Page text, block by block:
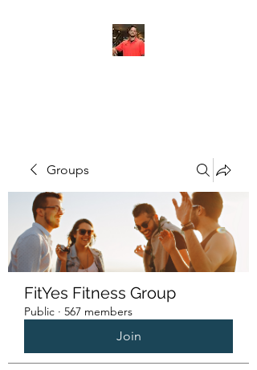
Groups
FitYes Fitness Group
Public · 567 members
Join